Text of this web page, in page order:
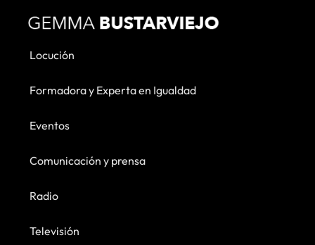
Locución
Formadora y Experta en Igualdad
Eventos
Comunicación y prensa
Radio
Televisión